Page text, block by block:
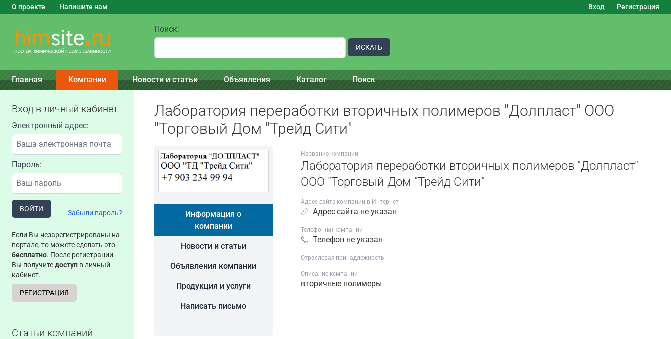
О проекте Напишите нам Вход Регистрация
Поиск:
ИСКАТЬ
Главная Компании Новости и статьи Объявления Каталог Поиск
Вход в личный кабинет
Электронный адрес:
Пароль:
ВОЙТИ Забыли пароль?
Если Вы незарегистрированы на
портале, то можете сделать это
бесплатно. После регистрации
Вы получитедоступ в личный
кабинет.
РЕГИСТРАЦИЯ
Статьи компаний
Лаборатория переработки вторичных полимеров "Долпласт" ООО
"Торговый Дом "Трейд Сити"
Информация о
компании
Новости и статьи
Объявления компании
Продукция и услуги
Написать письмо
Название компании
Лаборатория переработки вторичных полимеров "Долпласт"
ООО "Торговый Дом "Трейд Сити"
Адрес сайта компании в Интернет
Адрес сайта не указан
Телефон(ы) компании
Телефон не указан
Отраслевая принадлежность
Описание компании
вторичные полимеры